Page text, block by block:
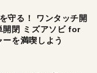
守る！ ワンタッチ開
開閉 ミズアソビ for
を満喫しよう